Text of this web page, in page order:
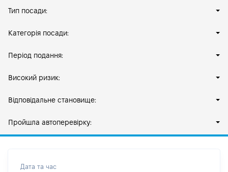
Тип посади:
Категорія посади:
Період подання:
Високий ризик:
Відповідальне становище:
Пройшла автоперевірку:
Дата та час